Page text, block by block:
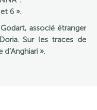
6 ».
associé étranger
Sur les traces de
».